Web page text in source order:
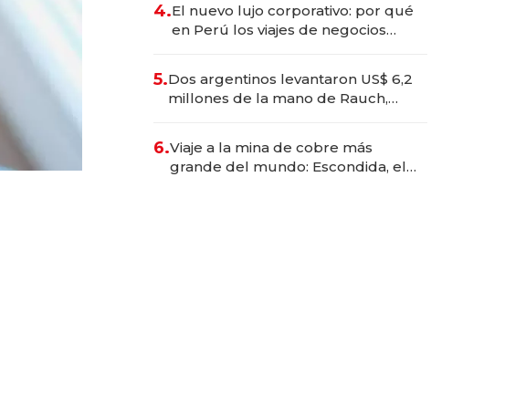
4.El nuevo lujo corporativo: por qué
en Perú los viajes de negocios
transformadoras
5.Dos argentinos levantaron US$ 6,2
millones de la mano de Rauch,
6.Viaje a la mina de cobre más
grande del mundo: Escondida, el